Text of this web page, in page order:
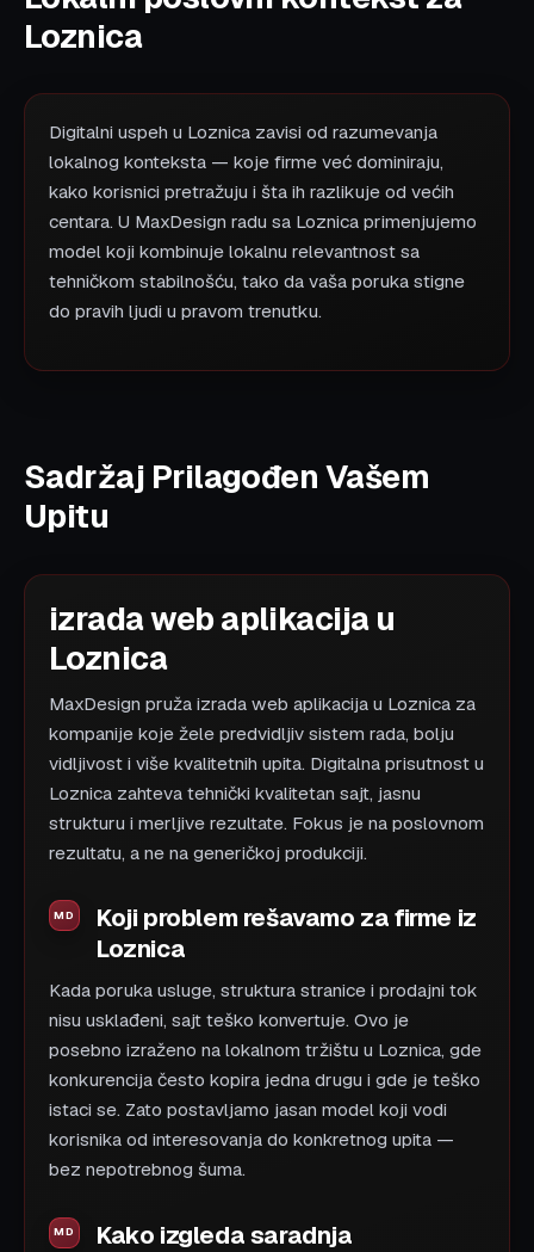
Loznica
Digitalni uspeh u Loznica zavisi od razumevanja
lokalnog konteksta — koje firme već dominiraju,
kako korisnici pretražuju i šta ih razlikuje od većih
centara. U MaxDesign radu sa Loznica primenjujemo
model koji kombinuje lokalnu relevantnost sa
tehničkom stabilnošću, tako da vaša poruka stigne
do pravih ljudi u pravom trenutku.
Sadržaj Prilagođen Vašem
Upitu
izrada web aplikacija u
Loznica
MaxDesign pruža izrada web aplikacija u Loznica za
kompanije koje žele predvidljiv sistem rada, bolju
vidljivost i više kvalitetnih upita. Digitalna prisutnost u
Loznica zahteva tehnički kvalitetan sajt, jasnu
strukturu i merljive rezultate. Fokus je na poslovnom
rezultatu, a ne na generičkoj produkciji.
Koji problem rešavamo za firme iz
Loznica
Kada poruka usluge, struktura stranice i prodajni tok
nisu usklađeni, sajt teško konvertuje. Ovo je
posebno izraženo na lokalnom tržištu u Loznica, gde
konkurencija često kopira jedna drugu i gde je teško
istaci se. Zato postavljamo jasan model koji vodi
korisnika od interesovanja do konkretnog upita —
bez nepotrebnog šuma.
Kako izgleda saradnja